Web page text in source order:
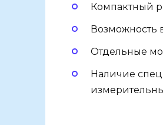
Компактный
Возможность
Отдельные
Наличие